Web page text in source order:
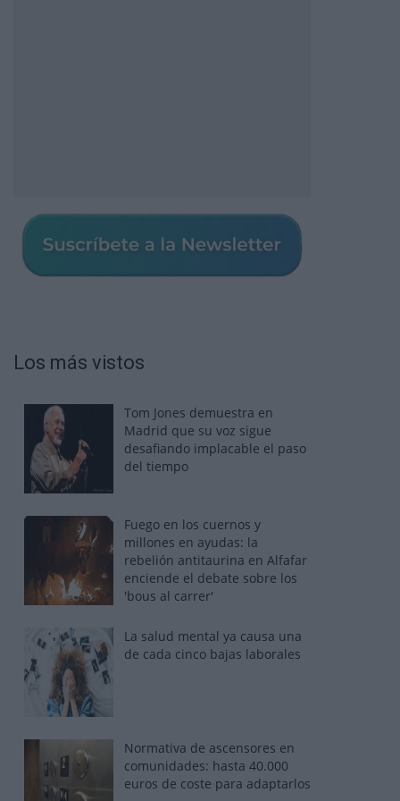
Los más vistos
Tom Jones demuestra en
Madrid que su voz sigue
desafiando implacable el paso
del tiempo
Fuego en los cuernos y
millones en ayudas: la
rebelión antitaurina en Alfafar
enciende el debate sobre los
'bous al carrer'
La salud mental ya causa una
de cada cinco bajas laborales
Normativa de ascensores en
comunidades: hasta 40.000
euros de coste para adaptarlos